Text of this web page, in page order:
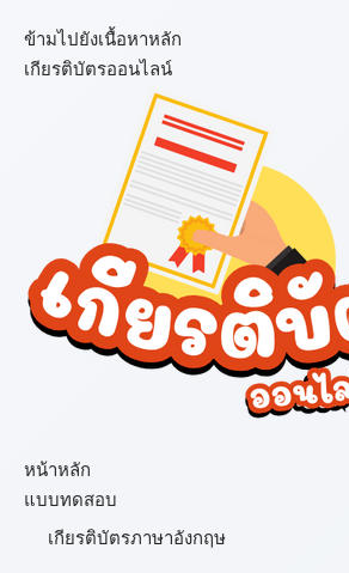
ข้ามไปยังเนื้อหาหลัก
เกียรติบัตรออนไลน์
หน้าหลัก
แบบทดสอบ
เกียรติบัตรภาษาอังกฤษ